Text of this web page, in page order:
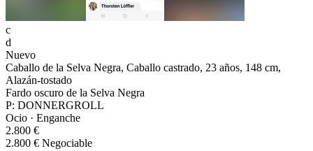
c
d
Nuevo
Caballo de la Selva Negra, Caballo castrado, 23 años, 148 cm,
Alazán-tostado
Fardo oscuro de la Selva Negra
P: DONNERGROLL
Ocio · Enganche
2.800 €
2.800 € Negociable